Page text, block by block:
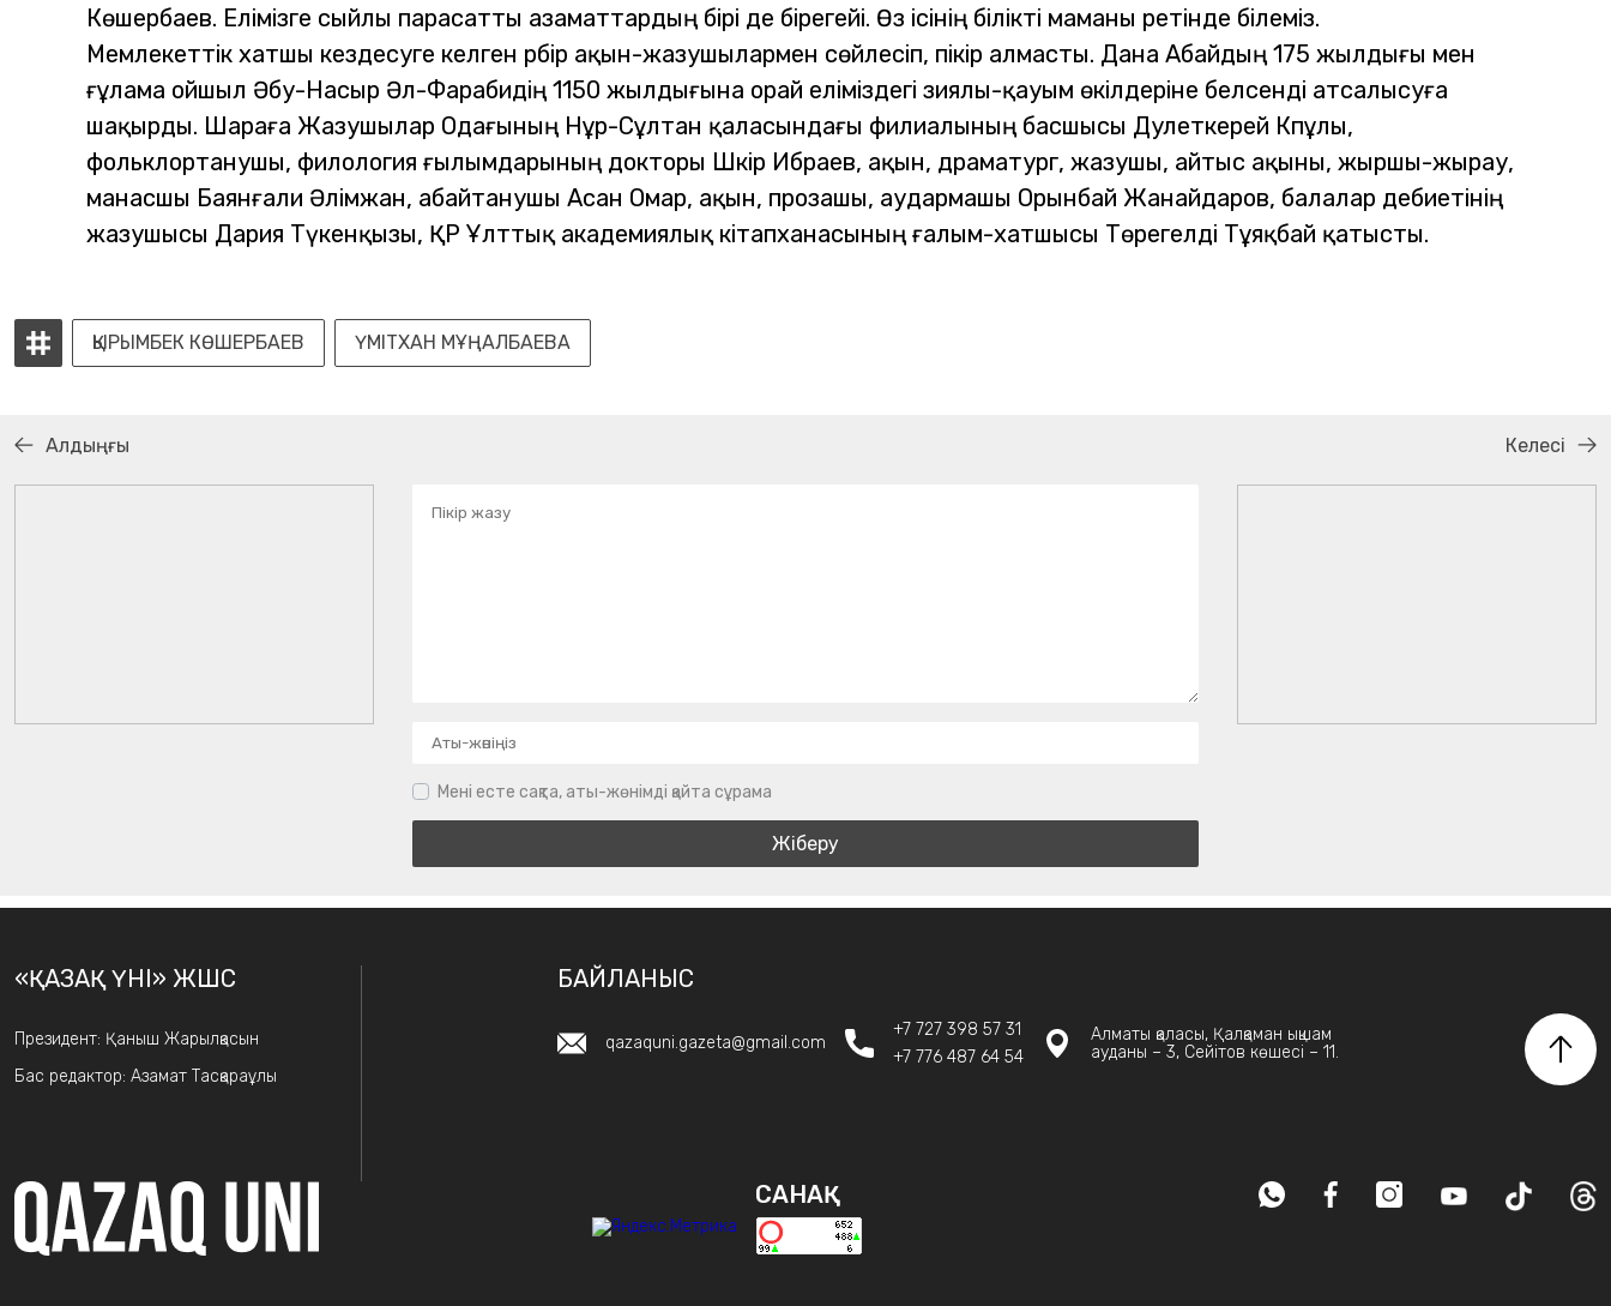
Көшербаев. Елімізге сыйлы парасатты азаматтардың бірі де бірегейі. Өз ісінің білікті маманы ретінде білеміз.
Мемлекеттік хатшы кездесуге келген әрбір ақын-жазушылармен сөйлесіп, пікір алмасты. Дана Абайдың 175 жылдығы мен
ғұлама ойшыл Әбу-Насыр Әл-Фарабидің 1150 жылдығына орай еліміздегі зиялы-қауым өкілдеріне белсенді атсалысуға
шақырды. Шараға Жазушылар Одағының Нұр-Сұлтан қаласындағы филиалының басшысы Дәулеткерей Кәпұлы,
фольклортанушы, филология ғылымдарының докторы Шәкір Ибраев, ақын, драматург, жазушы, айтыс ақыны, жыршы-жырау,
манасшы Баянғали Әлімжан, абайтанушы Асан Омар, ақын, прозашы, аудармашы Орынбай Жанайдаров, балалар әдебиетінің
жазушысы Дария Түкенқызы, ҚР Ұлттық академиялық кітапханасының ғалым-хатшысы Төрегелді Тұяқбай қатысты.
ҚЫРЫМБЕК КӨШЕРБАЕВ ҮМІТХАН МҰҢАЛБАЕВА
Алдыңғы Келесі
Мені есте сақта, аты-жөнімді қайта сұрама
«ҚАЗАҚ ҮНІ» ЖШС
Президент: Қаныш Жарылқасын
Бас редактор: Азамат Тасқараұлы
БАЙЛАНЫС
qazaquni.gazeta@gmail.com
+7 727 398 57 31
+7 776 487 64 54
Алматы қаласы, Қалқаман ықшам
ауданы – 3, Сейітов көшесі – 11.
САНАҚ